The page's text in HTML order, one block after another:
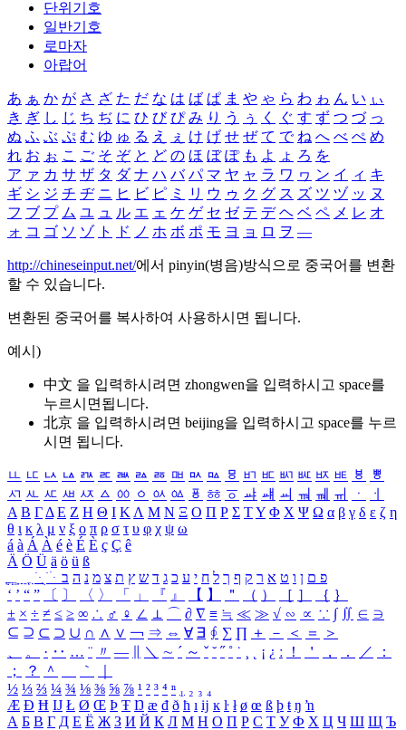
단위기호
일반기호
로마자
아랍어
あ ぁ か が さ ざ た だ な は ば ぱ ま や ゃ ら わ ゎ ん い ぃ
き ぎ し じ ち ぢ に ひ び ぴ み り う ぅ く ぐ す ず つ づ っ
ぬ ふ ぶ ぷ む ゆ ゅ る え ぇ け げ せ ぜ て で ね へ べ ぺ め
れ お ぉ こ ご そ ぞ と ど の ほ ぼ ぽ も よ ょ ろ を
ア ァ カ サ ザ タ ダ ナ ハ バ パ マ ヤ ャ ラ ワ ヮ ン イ ィ キ
ギ シ ジ チ ヂ ニ ヒ ビ ピ ミ リ ウ ゥ ク グ ス ズ ツ ヅ ッ ヌ
フ ブ プ ム ユ ュ ル エ ェ ケ ゲ セ ゼ テ デ ヘ ベ ペ メ レ オ
ォ コ ゴ ソ ゾ ト ド ノ ホ ボ ポ モ ヨ ョ ロ ヲ ―
http://chineseinput.net/에서 pinyin(병음)방식으로 중국어를 변환
할 수 있습니다.
변환된 중국어를 복사하여 사용하시면 됩니다.
예시)
中文 을 입력하시려면 zhongwen을 입력하시고 space를
누르시면됩니다.
北京 을 입력하시려면 beijing을 입력하시고 space를 누르
시면 됩니다.
ㅥ ㅦ ㅧ ㅨ ㅩ ㅪ ㅫ ㅬ ㅭ ㅮ ㅯ ㅰ ㅱ ㅲ ㅳ ㅴ ㅵ ㅶ ㅷ ㅸ
ㅹ
ㅺ ㅻ ㅼ ㅽ ㅾ ㅿ ㆀ ㆁ ㆂ ㆃ ㆄ ㆅ ㆆ ㆇ ㆈ ㆉ ㆊ ㆋ ㆌ ㆍ
ㆎ
Α Β ΓΔ Ε Ζ Η Θ Ι ΚΛ Μ Ν Ξ Ο Π Ρ Σ ΤΥ Φ Χ Ψ Ω α β γ δ ε ζ η
θ ι κ λ μ ν ξ ο π ρ σ τ υ φ χ ψ ω
á à Á À é è É È ç Ç ê
Ä Ö Ü ä ö ü ß
ִֶֹ ֻּ ׁׂ פ ם ן ו ט א ר ק ף ך ל ח י ע כ ג ד ש ץ ת צ מ נ ה ב
‘ ’ “ ” 〔 〕 〈 〉 「 」 『 』 【 】 ＂ （ ） ［ ］ ｛ ｝
± × ÷ ≠ ≤ ≥ ∞ ∴ ♂ ♀ ∠ ⊥ ⌒ ∂ ∇ ≡ ≒ ≪ ≫ √ ∽ ∝ ∵ ∫ ∬ ∈ ∋
⊆ ⊇ ⊂ ⊃ ∪ ∩ ∧ ∨ ￢ ⇒ ⇔ ∀ ∃ ∮ ∑ ∏ ＋ － ＜ ＝
＞
、
。 · ‥ … ¨ 〃 ― ＼ ∼ ´ ～ ˇ ˘ ˝ ˚ ˙ ¸ ¡ ¿ ː ！ ＇ ， ． ／
：
；
？ ＾ ｀
½ ⅓ ⅔ ¼ ¾ ⅛ ⅜ ⅝ ⅞ ¹ ² ³ ⁴ ⁿ ₁ ₂ ₃ ₄
Æ Ð Ħ Ĳ Ł Ø Œ Þ Ŧ Ŋ æ đ ð ħ ı ĳ ĸ ŀ ł ø œ ß þ ŧ ŋ ŉ
А Б В Г Д Е Ё Ж З И Й К Л М Н О П Р С Т У Ф Х Ц Ч Ш Щ Ъ